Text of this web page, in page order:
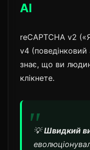
AI
reCAPTCHA v2
v4 (поведінковий
знає, що ви
клікнете.
💡Швидкий